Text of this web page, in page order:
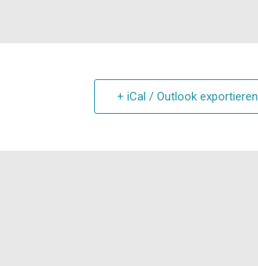
+ iCal / Outlook exportieren